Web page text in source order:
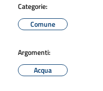
Categorie:
Comune
Argomenti:
Acqua